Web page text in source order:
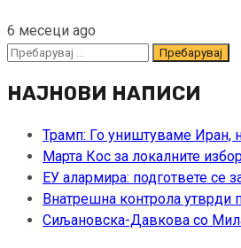
6 месеци ago
Пребарувај
НАЈНОВИ НАПИСИ
Трамп: Го уништуваме Иран,
Марта Кос за локалните
ЕУ алармира: подгответе се
Внатрешна контрола утврди
Сиљановска-Давкова со